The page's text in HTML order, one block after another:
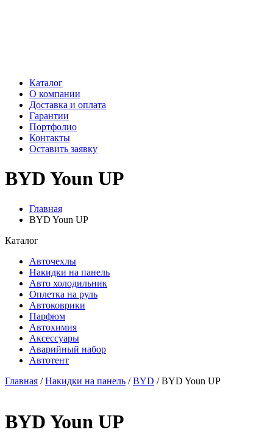
Каталог
О компании
Доставка и оплата
Гарантии
Портфолио
Контакты
Оставить заявку
BYD Youn UP
Главная
BYD Youn UP
Каталог
Авточехлы
Накидки на панель
Авто холодильник
Оплетка на руль
Автоковрики
Парфюм
Автохимия
Аксессуары
Аварийный набор
Автотент
Главная /Накидки на панель /BYD / BYD Youn UP
BYD Youn UP